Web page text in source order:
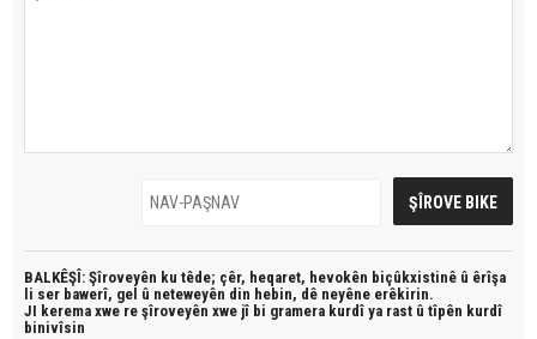
BALKÊŞÎ: Şîroveyên ku têde; çêr, heqaret, hevokên biçûkxistinê û êrîşa
li ser bawerî, gel û neteweyên din hebin, dê neyêne erêkirin.
JI kerema xwe re şîroveyên xwe jî bi gramera kurdî ya rast û tîpên kurdî
binivîsin